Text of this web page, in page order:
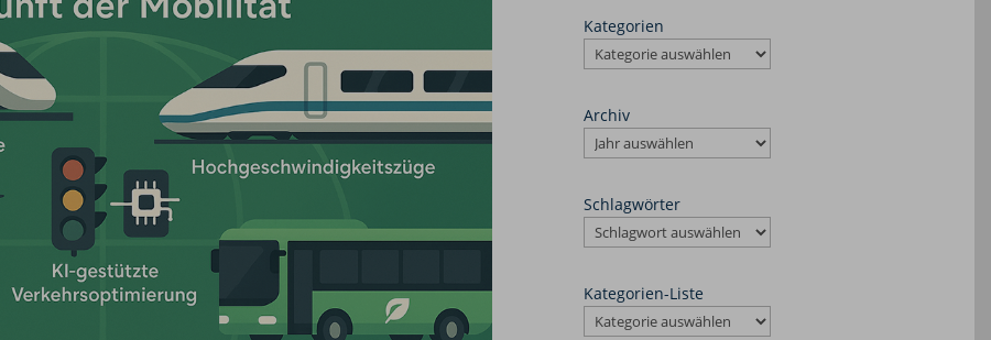
Kategorien
Archiv
Schlagwörter
Kategorien-Liste